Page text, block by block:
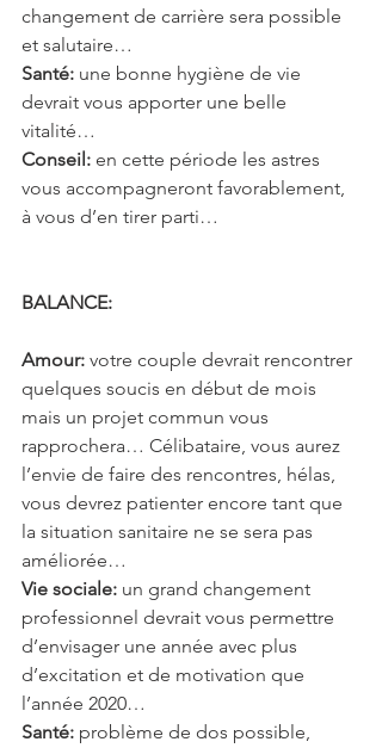
changement de carrière sera possible
et salutaire…
Santé: une bonne hygiène de vie
devrait vous apporter une belle
vitalité…
Conseil: en cette période les astres
vous accompagneront favorablement,
à vous d’en tirer parti…
BALANCE:
Amour: votre couple devrait rencontrer
quelques soucis en début de mois
mais un projet commun vous
rapprochera… Célibataire, vous aurez
l’envie de faire des rencontres, hélas,
vous devrez patienter encore tant que
la situation sanitaire ne se sera pas
améliorée…
Vie sociale: un grand changement
professionnel devrait vous permettre
d’envisager une année avec plus
d’excitation et de motivation que
l’année 2020…
Santé: problème de dos possible,